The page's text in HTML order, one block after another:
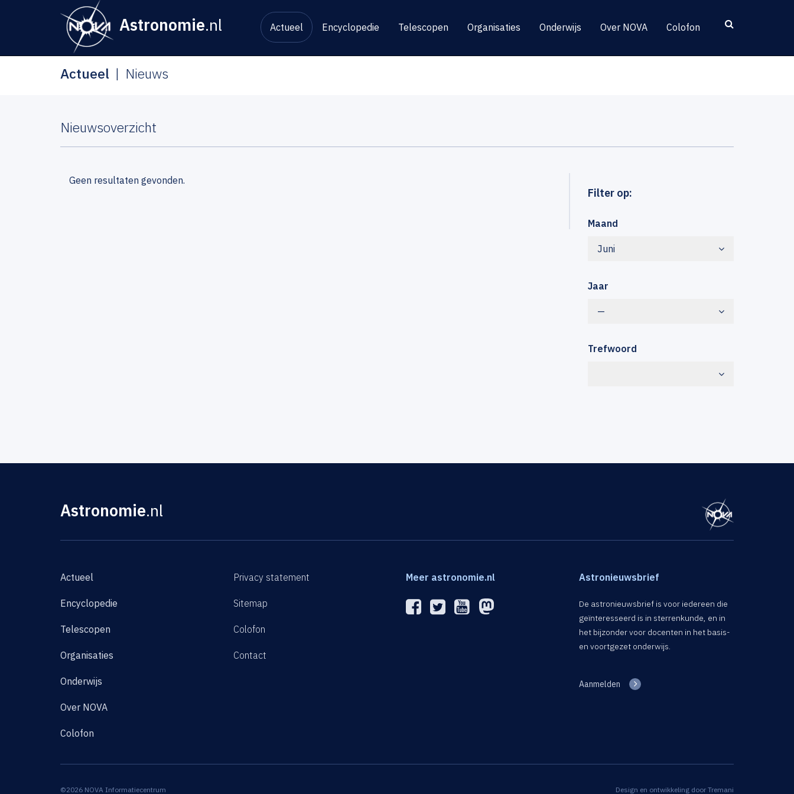
Astronomie.nl Actueel Encyclopedie Telescopen Organisaties Onderwijs Over NOVA Colofon
Actueel Nieuws
Nieuwsoverzicht
Filter op:
Maand
Juni
Jaar
—
Trefwoord
Geen resultaten gevonden.
Astronomie.nl
Actueel
Encyclopedie
Telescopen
Organisaties
Onderwijs
Over NOVA
Colofon
Privacy statement
Sitemap
Colofon
Contact
Meer astronomie.nl Astronieuwsbrief
De astronieuwsbrief is voor iedereen die
geïnteresseerd is in sterrenkunde, en in
het bijzonder voor docenten in het basis-
en voortgezet onderwijs.
Aanmelden
©2026 NOVA Informatiecentrum Design en ontwikkeling door Tremani